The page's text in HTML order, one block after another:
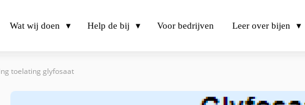
Wat wij doen Help de bij Voor bedrijven Leer over bijen
toelating glyfosaat